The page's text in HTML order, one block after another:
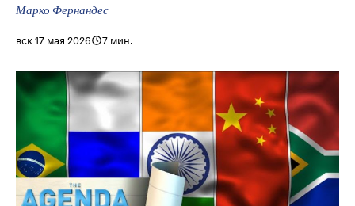
Марко Фернандес
вск 17 мая 2026 7 мин.